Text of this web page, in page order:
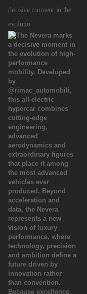
decisive moment in the
evolutio